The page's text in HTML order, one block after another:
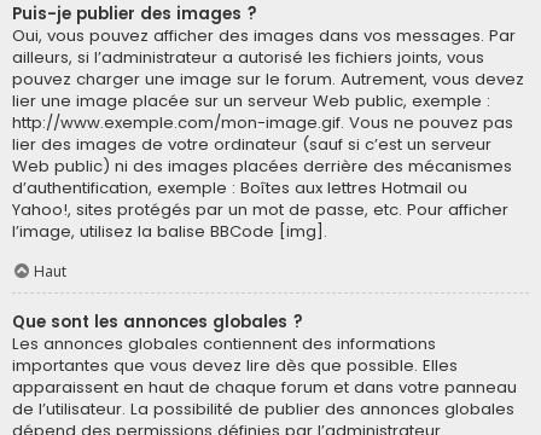
Puis-je publier des images ?
Oui, vous pouvez afficher des images dans vos messages. Par
ailleurs, si l’administrateur a autorisé les fichiers joints, vous
pouvez charger une image sur le forum. Autrement, vous devez
lier une image placée sur un serveur Web public, exemple :
http://www.exemple.com/mon-image.gif. Vous ne pouvez pas
lier des images de votre ordinateur (sauf si c’est un serveur
Web public) ni des images placées derrière des mécanismes
d’authentification, exemple : Boîtes aux lettres Hotmail ou
Yahoo!, sites protégés par un mot de passe, etc. Pour afficher
l’image, utilisez la balise BBCode [img].
Haut
Que sont les annonces globales ?
Les annonces globales contiennent des informations
importantes que vous devez lire dès que possible. Elles
apparaissent en haut de chaque forum et dans votre panneau
de l’utilisateur. La possibilité de publier des annonces globales
dépend des permissions définies par l’administrateur.